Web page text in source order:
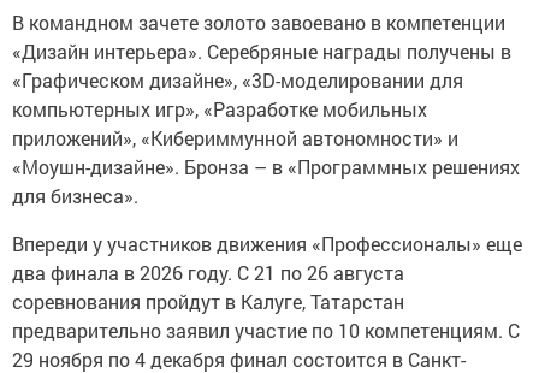
В командном зачете золото завоевано в компетенции
«Дизайн интерьера». Серебряные награды получены в
«Графическом дизайне», «3D-моделировании для
компьютерных игр», «Разработке мобильных
приложений», «Кибериммунной автономности» и
«Моушн-дизайне». Бронза – в «Программных решениях
для бизнеса».
Впереди у участников движения «Профессионалы» еще
два финала в 2026 году. С 21 по 26 августа
соревнования пройдут в Калуге, Татарстан
предварительно заявил участие по 10 компетенциям. С
29 ноября по 4 декабря финал состоится в Санкт-